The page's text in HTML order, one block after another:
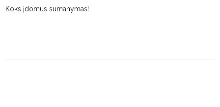
Koks įdomus sumanymas!